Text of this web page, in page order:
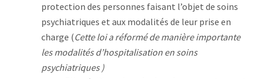
protection des personnes faisant l’objet de soins
psychiatriques et aux modalités de leur prise en
charge (Cette loi a réformé de manière importante
les modalités d’hospitalisation en soins
psychiatriques )